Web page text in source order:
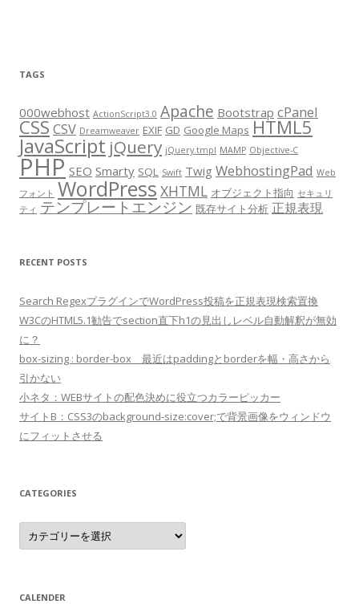
TAGS
000webhost ActionScript3.0 Apache Bootstrap cPanel
CSSCSV Dreamweaver EXIF GD Google Maps HTML5
JavaScript jQuery jQuery.tmpl MAMP Objective-C
PHP SEO Smarty SQL Swift Twig WebhostingPad Web
フォント WordPress XHTML オブジェクト指向 セキュリ
ティ テンプレートエンジン 既存サイト分析 正規表現
RECENT POSTS
Search RegexプラグインでWordPress投稿を正規表現検索置換
W3CのHTML5.1勧告でsection直下h1の見出しレベル自動解釈が無効
に？
box-sizing : border-box 最近はpaddingとborderを幅・高さから
引かない
小ネタ：WEBサイトの配色決めに役立つカラーピッカー
サイトB：CSS3のbackground-size:cover;で背景画像をウィンドウ
にフィットさせる
CATEGORIES
Categories
CALENDER